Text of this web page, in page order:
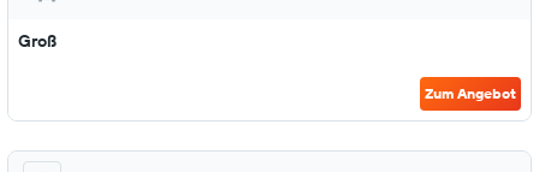
Groß
Zum Angebot